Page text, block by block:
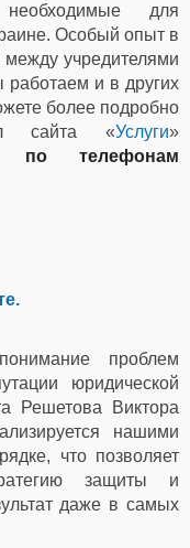
для
Особый опыт в
между учредителями
и в других
более подробно
сайта «Услуги»
по телефонам
проблем
юридической
Решетова Виктора
нашими
что позволяет
защиты и
даже в самых